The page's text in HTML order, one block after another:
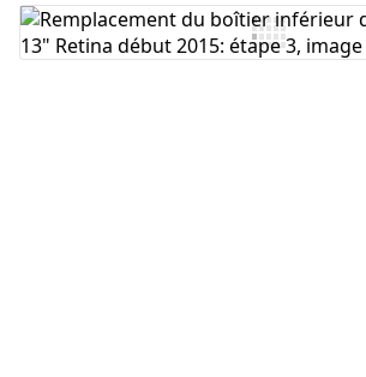
Ajouter un commentaire